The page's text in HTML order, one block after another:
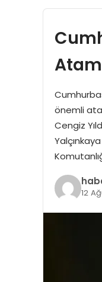
önemli
Cengiz
12